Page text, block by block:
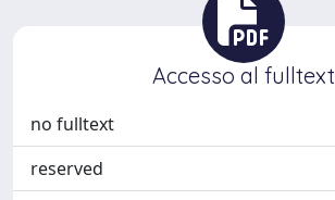
Accesso al fulltext
no fulltext
reserved